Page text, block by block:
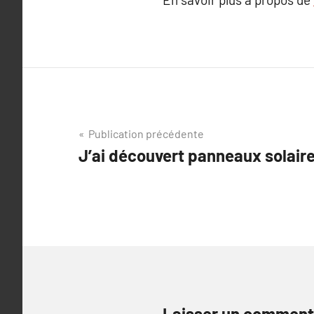
Navigation
de
Publication précédente
J’ai découvert panneaux